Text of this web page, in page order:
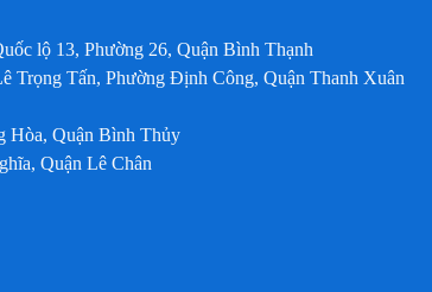
lộ 13, Phường 26, Quận Bình Thạnh
Trọng Tấn, Phường Định Công, Quận Thanh Xuân
Hòa, Quận Bình Thủy
Quận Lê Chân